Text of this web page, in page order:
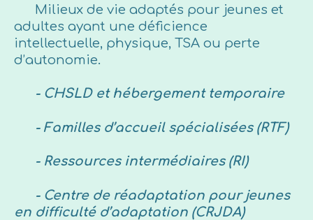
Milieux de vie adaptés pour jeunes et
adultes ayant une déficience
intellectuelle, physique, TSA ou perte
d’autonomie.
- CHSLD et hébergement temporaire
- Familles d’accueil spécialisées (RTF)
- Ressources intermédiaires (RI)
- Centre de réadaptation pour jeunes
en difficulté d’adaptation (CRJDA)